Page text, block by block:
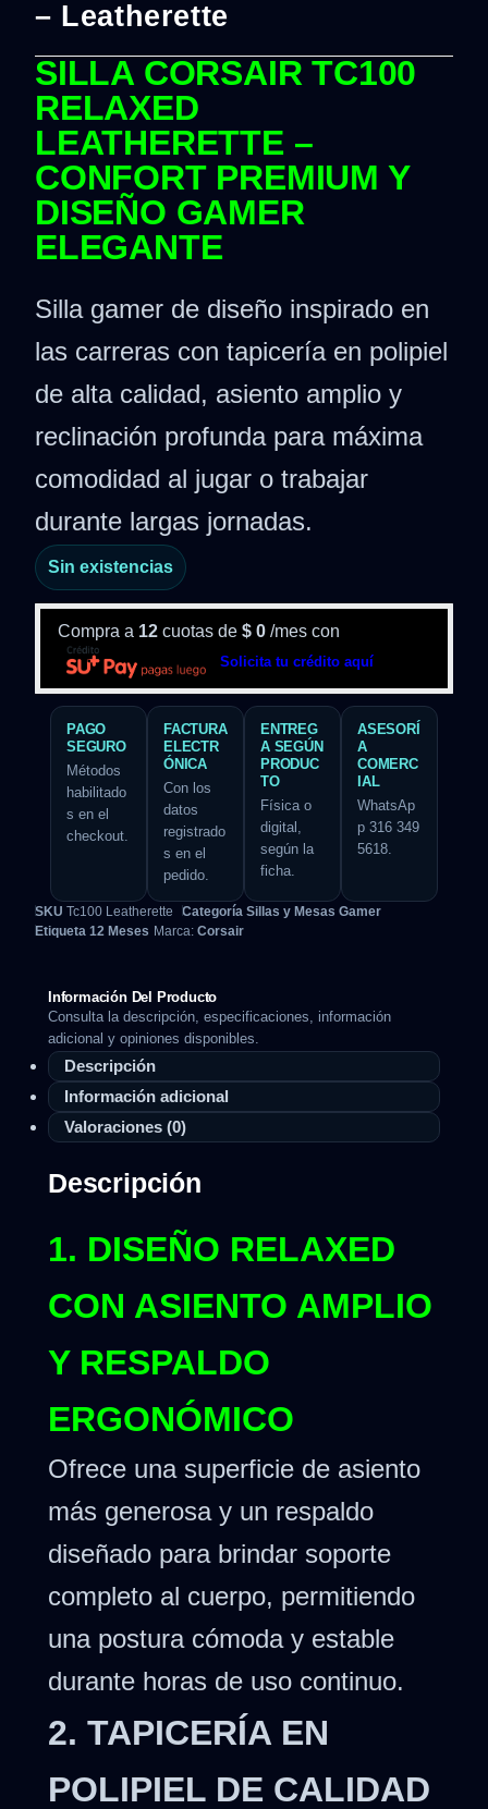
– Leatherette
SILLA CORSAIR TC100
RELAXED
LEATHERETTE –
CONFORT PREMIUM Y
DISEÑO GAMER
ELEGANTE
Silla gamer de diseño inspirado en
las carreras con tapicería en polipiel
de alta calidad, asiento amplio y
reclinación profunda para máxima
comodidad al jugar o trabajar
durante largas jornadas.
Sin existencias
Compra a 12 cuotas de $ 0 /mes con
Solicita tu crédito aquí
PAGO
SEGURO
Métodos
habilitado
s en el
checkout.
FACTURA
ELECTR
ÓNICA
Con los
datos
registrado
s en el
pedido.
ENTREG
A SEGÚN
PRODUC
TO
Física o
digital,
según la
ficha.
ASESORÍ
A
COMERC
IAL
WhatsAp
p 316 349
5618.
SKU Tc100 Leatherette Categoría Sillas y Mesas Gamer
Etiqueta 12 Meses Marca: Corsair
Información Del Producto
Consulta la descripción, especificaciones, información
adicional y opiniones disponibles.
Descripción
Información adicional
Valoraciones (0)
Descripción
1. DISEÑO RELAXED
CON ASIENTO AMPLIO
Y RESPALDO
ERGONÓMICO
Ofrece una superficie de asiento
más generosa y un respaldo
diseñado para brindar soporte
completo al cuerpo, permitiendo
una postura cómoda y estable
durante horas de uso continuo.
2. TAPICERÍA EN
POLIPIEL DE CALIDAD